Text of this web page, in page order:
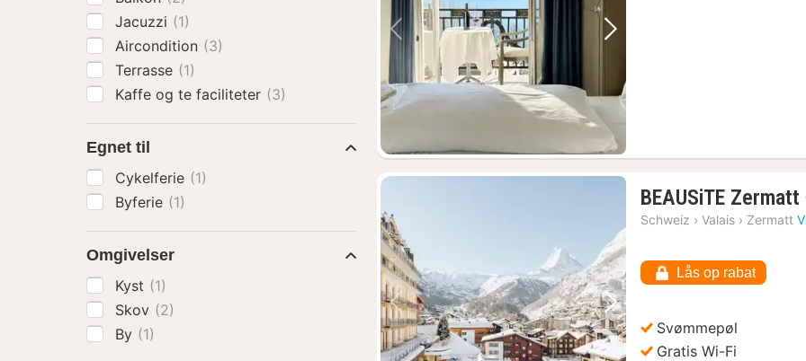
Forrige billede Næste billede
Forrige billede Næste billede
BEAUSiTE Zermatt
Schweiz › Valais › Zermatt
Lås op rabat
Svømmepøl
Gratis Wi-Fi
Jacuzzi (1)
Aircondition (3)
Terrasse (1)
Kaffe og te faciliteter (3)
Egnet til
Cykelferie (1)
Byferie (1)
Omgivelser
Kyst (1)
Skov (2)
By (1)